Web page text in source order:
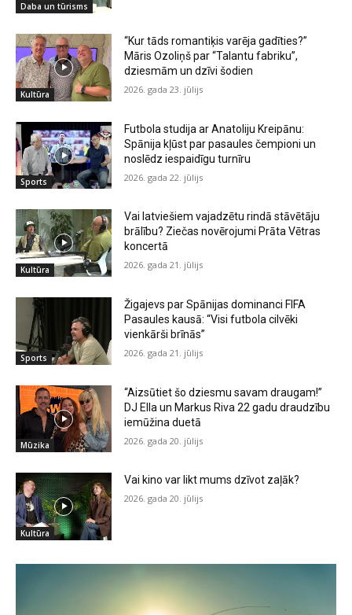
Daba un tūrisms
Kultūra
“Kur tāds romantiķis varēja gadīties?”
Māris Ozoliņš par “Talantu fabriku”,
dziesmām un dzīvi šodien
2026. gada 23. jūlijs
Sports
Futbola studija ar Anatoliju Kreipānu:
Spānija kļūst par pasaules čempioni un
noslēdz iespaidīgu turnīru
2026. gada 22. jūlijs
Kultūra
Vai latviešiem vajadzētu rindā stāvētāju
brālību? Ziečas novērojumi Prāta Vētras
koncertā
2026. gada 21. jūlijs
Sports
Žigajevs par Spānijas dominanci FIFA
Pasaules kausā: “Visi futbola cilvēki
vienkārši brīnās”
2026. gada 21. jūlijs
Mūzika
“Aizsūtiet šo dziesmu savam draugam!”
DJ Ella un Markus Riva 22 gadu draudzību
iemūžina duetā
2026. gada 20. jūlijs
Kultūra
Vai kino var likt mums dzīvot zaļāk?
2026. gada 20. jūlijs